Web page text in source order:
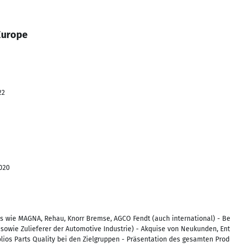
MAGNA, Rehau, Knorr Bremse, AGCO Fendt (auch international) -
Zulieferer der Automotive Industrie) - Akquise von Neukunden,
Parts Quality bei den Zielgruppen - Präsentation des gesamten